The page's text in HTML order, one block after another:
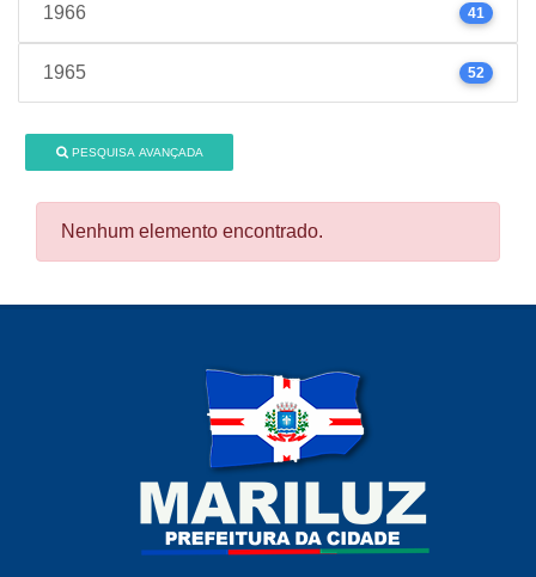
1966 41
1965 52
PESQUISA AVANÇADA
Nenhum elemento encontrado.